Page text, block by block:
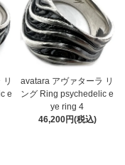
リ
e
avatara アヴァターラ リ
ング Ring psychedelic e
ye ring 4
46,200円(税込)